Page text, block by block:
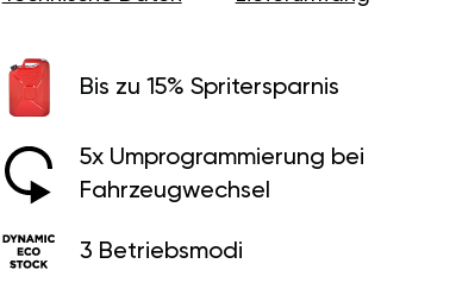
Bis zu 15% Spritersparnis
5x Umprogrammierung bei
Fahrzeugwechsel
3 Betriebsmodi